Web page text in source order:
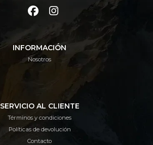
INFORMACIÓN
Nosotros
SERVICIO AL CLIENTE
Términos y condiciones
Políticas de devolución
Contacto